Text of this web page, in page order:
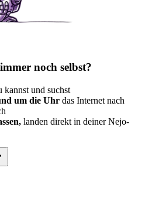
noch selbst?
kannst und suchst
um die Uhr das Internet nach
landen direkt in deiner Nejo-